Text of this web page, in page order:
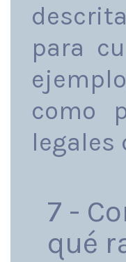
para
como
legales
7 -
qué